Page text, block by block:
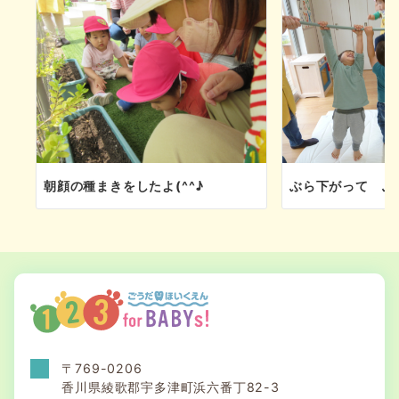
朝顔の種まきをしたよ(^^♪ ぶら下がって ぶ
〒769-0206
香川県綾歌郡宇多津町浜六番丁82-3